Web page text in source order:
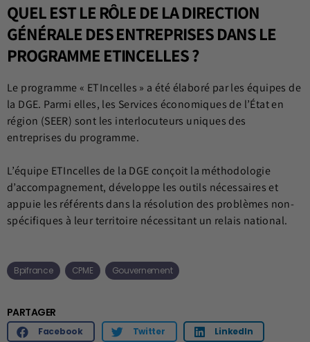
QUEL EST LE RÔLE DE LA DIRECTION
GÉNÉRALE DES ENTREPRISES DANS LE
PROGRAMME ETINCELLES ?
Le programme « ETIncelles » a été élaboré par les équipes de
la DGE. Parmi elles, les Services économiques de l’État en
région (SEER) sont les interlocuteurs uniques des
entreprises du programme.
L’équipe ETIncelles de la DGE conçoit la méthodologie
d’accompagnement, développe les outils nécessaires et
appuie les référents dans la résolution des problèmes non-
spécifiques à leur territoire nécessitant un relais national.
Bpifrance CPME Gouvernement
PARTAGER
Facebook Twitter LinkedIn